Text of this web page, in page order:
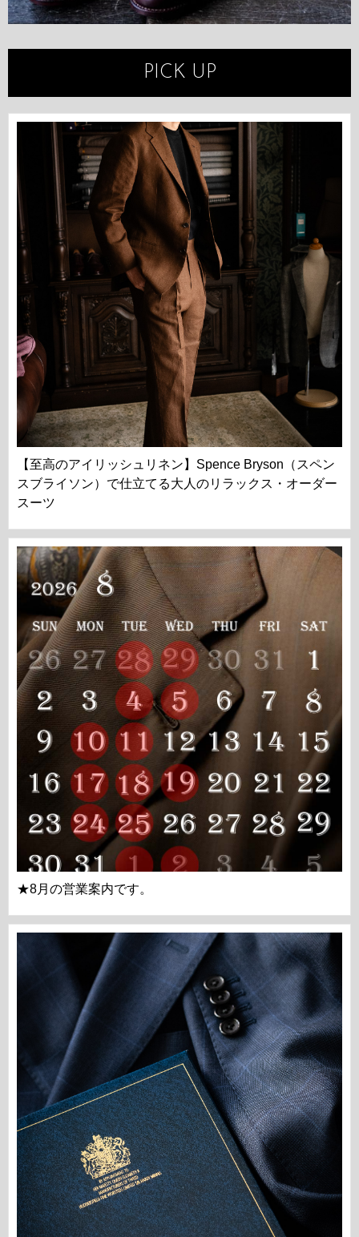
PICK UP
【至高のアイリッシュリネン】Spence Bryson（スペン
スブライソン）で仕立てる大人のリラックス・オーダー
スーツ
★8月の営業案内です。